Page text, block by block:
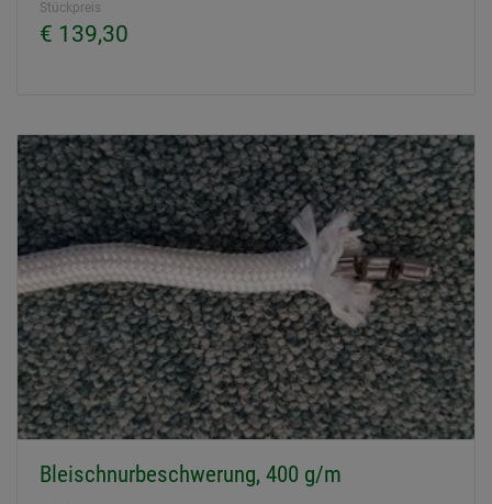
Stückpreis
€ 139,30
Bleischnurbeschwerung, 400 g/m